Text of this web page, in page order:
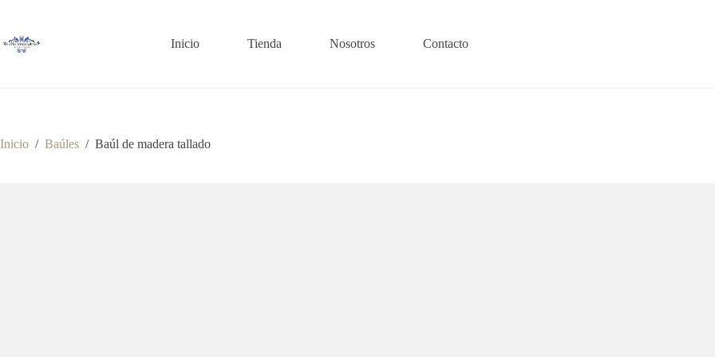
contenido
Inicio Tienda Nosotros Contacto
Inicio / Baúles / Baúl de madera tallado